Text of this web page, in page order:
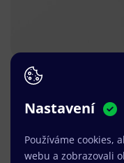
Nastavení
Používáme cookies,
webu a zobrazovali